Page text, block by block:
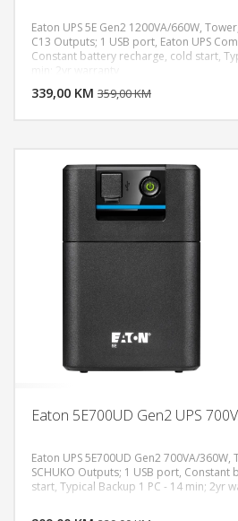
Eaton UPS 5E Gen2 1200VA/660W,
C13 Outputs; 1 USB port, Eaton UPS
Constant battery recharge, cold start,
min; 2yr warranty
339,00 KM 359,00 KM
Eaton 5E700UD Gen2 UPS
Eaton UPS 5E700UD Gen2 700VA/
SCHUKO Outputs; 1 USB port,
start, Typical Backup 1 PC - 14 min; 2yr